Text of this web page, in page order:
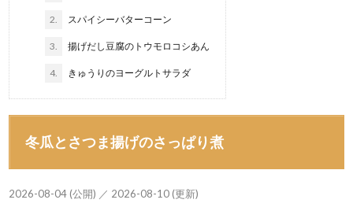
2. スパイシーバターコーン
3. 揚げだし豆腐のトウモロコシあん
4. きゅうりのヨーグルトサラダ
冬瓜とさつま揚げのさっぱり煮
2026-08-04 (公開) ／ 2026-08-10 (更新)